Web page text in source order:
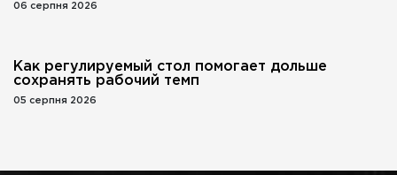
06 серпня 2026
Как регулируемый стол помогает дольше
сохранять рабочий темп
05 серпня 2026